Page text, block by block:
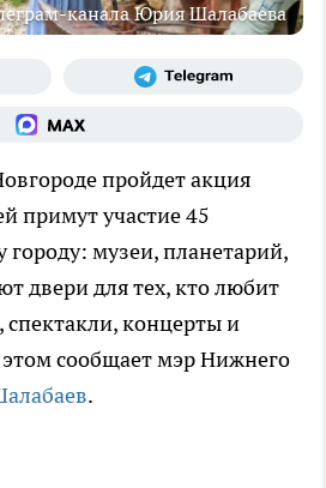
канала Юрия Шалабаева
пройдет акция
примут участие 45
музеи, планетарий,
двери для тех, кто любит
спектакли, концерты и
сообщает мэр Нижнего
.